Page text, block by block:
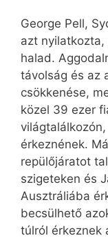
George Pell,
azt
halad.
távolság és az
csökkenése,
közel 39 ezer
érkeznének.
repülőjáratot
szigeteken és
Ausztráliába
becsülhető
túlról érkeznek